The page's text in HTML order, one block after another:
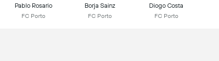
Pablo Rosario
FC Porto
Borja Sainz
FC Porto
Diogo Costa
FC Porto